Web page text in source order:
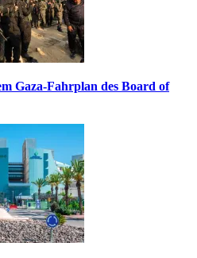
Gaza-Fahrplan des Board of